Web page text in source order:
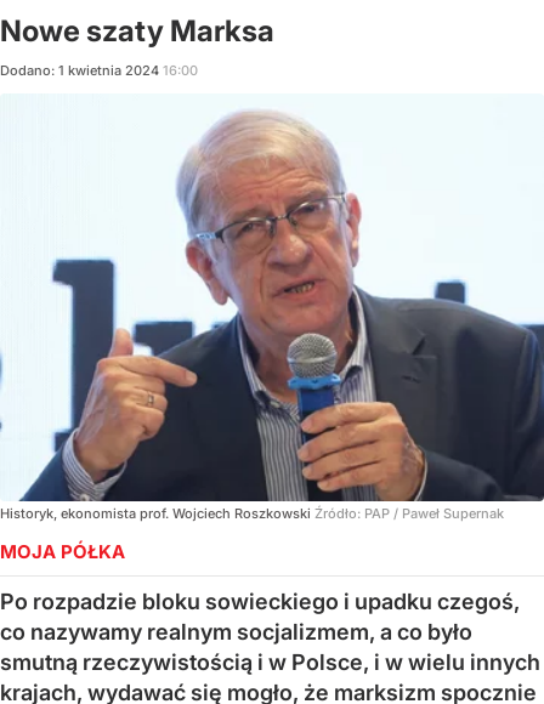
Nowe szaty Marksa
Dodano: 1 kwietnia 2024 16:00
Historyk, ekonomista prof. Wojciech Roszkowski Źródło: PAP / Paweł Supernak
MOJA PÓŁKA
Po rozpadzie bloku sowieckiego i upadku czegoś,
co nazywamy realnym socjalizmem, a co było
smutną rzeczywistością i w Polsce, i w wielu innych
krajach, wydawać się mogło, że marksizm spocznie